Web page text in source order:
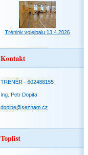
Trénink volejbalu 13.4.2026
Kontakt
TRENÉR - 602488155
Ing. Petr Dopita
dopipe@seznam.cz
Toplist